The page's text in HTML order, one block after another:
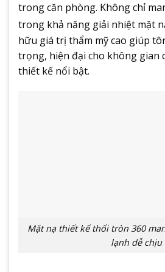
trong căn phòng. Không chỉ
trong khả năng giải nhiệt mặt
hữu giá trị thẩm mỹ cao giúp
trọng, hiện đại cho không gian
thiết kế nổi bật.
Mặt nạ thiết kế thổi tròn 360
lạnh dễ chịu